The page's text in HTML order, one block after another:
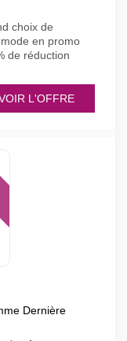
choix de
en promo
de réduction
L'OFFRE
Dernière